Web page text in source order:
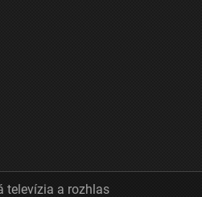
televízia a rozhlas